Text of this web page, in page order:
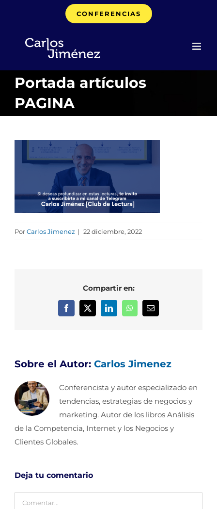
CONFERENCIAS
Portada artículos
PAGINA
PorCarlos Jimenez | 22 diciembre, 2022
Compartir en:
Facebook
X LinkedInWhatsAppCorreo
Sobre el Autor: Carlos Jimenez
Conferencista y autor especializado en
tendencias, estrategias de negocios y
marketing. Autor de los libros Análisis
de la Competencia, Internet y los Negocios y
Clientes Globales.
Deja tu comentario
Comentar